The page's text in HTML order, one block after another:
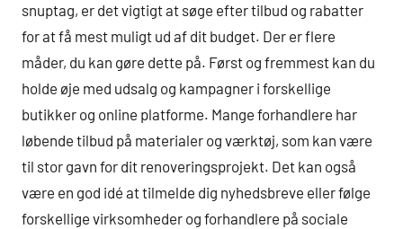
snuptag, er det vigtigt at søge efter tilbud og rabatter
for at få mest muligt ud af dit budget. Der er flere
måder, du kan gøre dette på. Først og fremmest kan du
holde øje med udsalg og kampagner i forskellige
butikker og online platforme. Mange forhandlere har
løbende tilbud på materialer og værktøj, som kan være
til stor gavn for dit renoveringsprojekt. Det kan også
være en god idé at tilmelde dig nyhedsbreve eller følge
forskellige virksomheder og forhandlere på sociale